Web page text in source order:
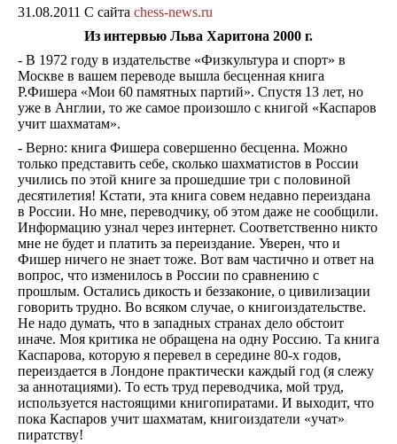
31.08.2011 С сайта chess-news.ru
Из интервью Льва Харитона 2000 г.
- В 1972 году в издательстве «Физкультура и спорт» в
Москве в вашем переводе вышла бесценная книга
Р.Фишера «Мои 60 памятных партий». Спустя 13 лет, но
уже в Англии, то же самое произошло с книгой «Каспаров
учит шахматам».
- Верно: книга Фишера совершенно бесценна. Можно
только представить себе, сколько шахматистов в России
учились по этой книге за прошедшие три с половиной
десятилетия! Кстати, эта книга совем недавно переиздана
в России. Но мне, переводчику, об этом даже не сообщили.
Информацию узнал через интернет. Соответственно никто
мне не будет и платить за переиздание. Уверен, что и
Фишер ничего не знает тоже. Вот вам частично и ответ на
вопрос, что изменилось в России по сравнению с
прошлым. Остались дикость и беззаконие, о цивилизации
говорить трудно. Во всяком случае, о книгоиздательстве.
Не надо думать, что в западных странах дело обстоит
иначе. Моя критика не обращена на одну Россию. Та книга
Каспарова, которую я перевел в середине 80-х годов,
переиздается в Лондоне практически каждый год (я слежу
за аннотациями). То есть труд переводчика, мой труд,
используется настоящими книгопиратами. И выходит, что
пока Каспаров учит шахматам, книгоиздатели «учат»
пиратству!